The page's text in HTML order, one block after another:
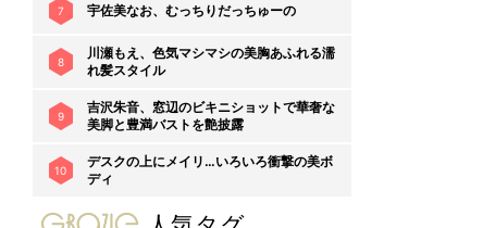
7 宇佐美なお、むっちりだっちゅーの
8
川瀬もえ、色気マシマシの美胸あふれる濡
れ髪スタイル
9
吉沢朱音、窓辺のビキニショットで華奢な
美脚と豊満バストを艶披露
10
デスクの上にメイリ…いろいろ衝撃の美ボ
ディ
gravure-grazie